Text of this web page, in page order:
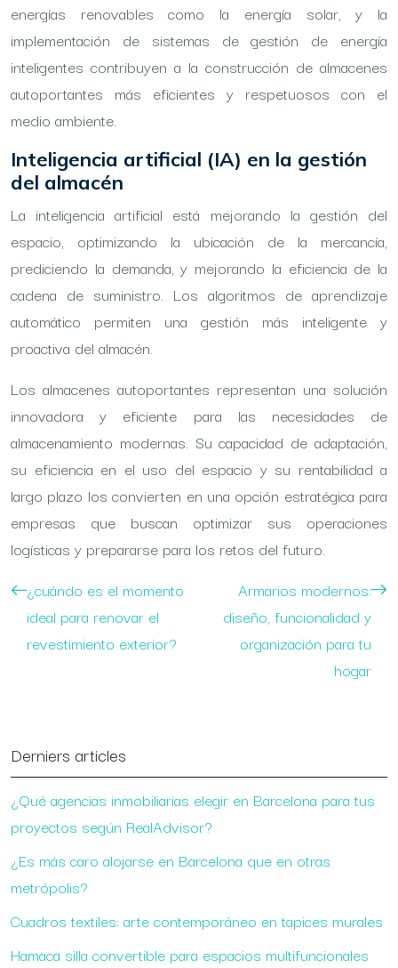
energías renovables como la energía solar, y la
implementación de sistemas de gestión de energía
inteligentes contribuyen a la construcción de almacenes
autoportantes más eficientes y respetuosos con el
medio ambiente.
Inteligencia artificial (IA) en la gestión
del almacén
La inteligencia artificial está mejorando la gestión del
espacio, optimizando la ubicación de la mercancía,
prediciendo la demanda, y mejorando la eficiencia de la
cadena de suministro. Los algoritmos de aprendizaje
automático permiten una gestión más inteligente y
proactiva del almacén.
Los almacenes autoportantes representan una solución
innovadora y eficiente para las necesidades de
almacenamiento modernas. Su capacidad de adaptación,
su eficiencia en el uso del espacio y su rentabilidad a
largo plazo los convierten en una opción estratégica para
empresas que buscan optimizar sus operaciones
logísticas y prepararse para los retos del futuro.
¿cuándo es el momento
ideal para renovar el
revestimiento exterior?
Armarios modernos:
diseño, funcionalidad y
organización para tu
hogar
Derniers articles
¿Qué agencias inmobiliarias elegir en Barcelona para tus
proyectos según RealAdvisor?
¿Es más caro alojarse en Barcelona que en otras
metrópolis?
Cuadros textiles: arte contemporáneo en tapices murales
Hamaca silla convertible para espacios multifuncionales